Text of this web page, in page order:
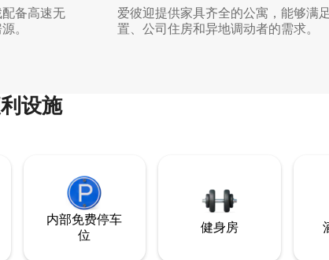
备高速无
。
爱彼迎提供家具齐全的公寓，能够满
置、公司住房和异地调动者的需求。
设施
内部免费停车
位
健身房